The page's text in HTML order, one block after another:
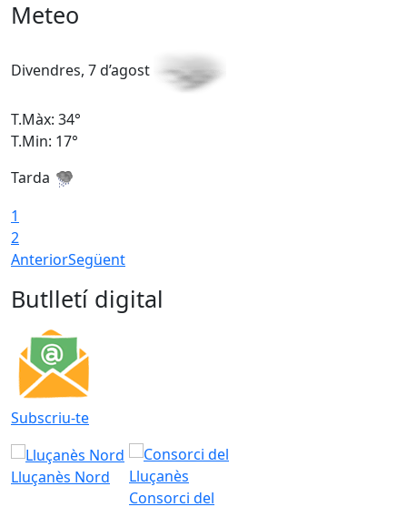
Meteo
Divendres, 7 d’agost
T.Màx: 34°
T.Min: 17°
Tarda
1
2
AnteriorSegüent
Butlletí digital
Subscriu-te
Lluçanès Nord
Consorci del